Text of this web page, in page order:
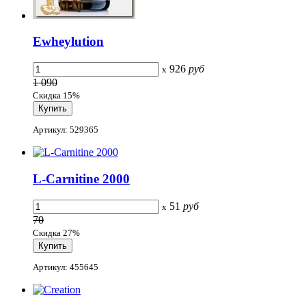
Ewheylution
x 926 руб
1 090
Скидка 15%
Артикул: 529365
L-Carnitine 2000
x 51 руб
70
Скидка 27%
Артикул: 455645